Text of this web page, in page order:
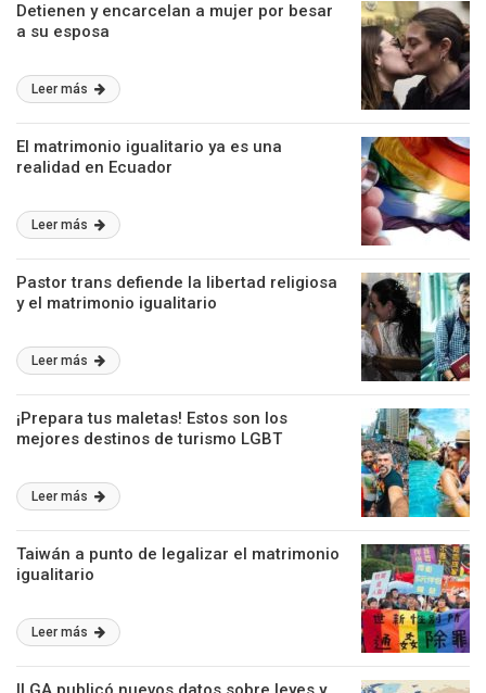
Detienen y encarcelan a mujer por besar
a su esposa
Leer más
El matrimonio igualitario ya es una
realidad en Ecuador
Leer más
Pastor trans defiende la libertad religiosa
y el matrimonio igualitario
Leer más
¡Prepara tus maletas! Estos son los
mejores destinos de turismo LGBT
Leer más
Taiwán a punto de legalizar el matrimonio
igualitario
Leer más